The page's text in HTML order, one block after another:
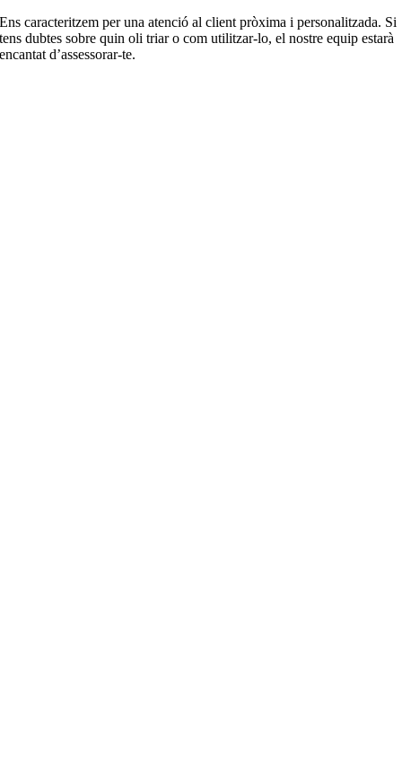
Ens caracteritzem per una atenció al client pròxima i personalitzada. Si
tens dubtes sobre quin oli triar o com utilitzar-lo, el nostre equip estarà
encantat d’assessorar-te.